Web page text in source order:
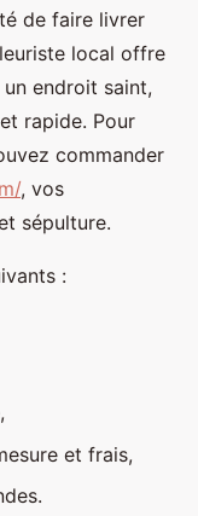
de faire livrer
local offre
endroit saint,
rapide. Pour
commander
, vos
sépulture.
:
et frais,